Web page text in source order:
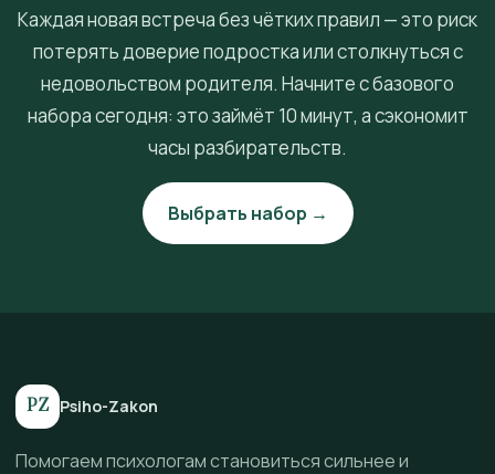
Каждая новая встреча без чётких правил — это риск
потерять доверие подростка или столкнуться с
недовольством родителя. Начните с базового
набора сегодня: это займёт 10 минут, а сэкономит
часы разбирательств.
Выбрать набор →
PZ Psiho-Zakon
Помогаем психологам становиться сильнее и